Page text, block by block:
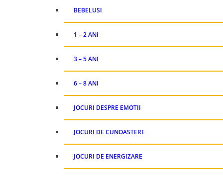
BEBELUSI
1 – 2 ANI
3 – 5 ANI
6 – 8 ANI
JOCURI DESPRE EMOTII
JOCURI DE CUNOASTERE
JOCURI DE ENERGIZARE